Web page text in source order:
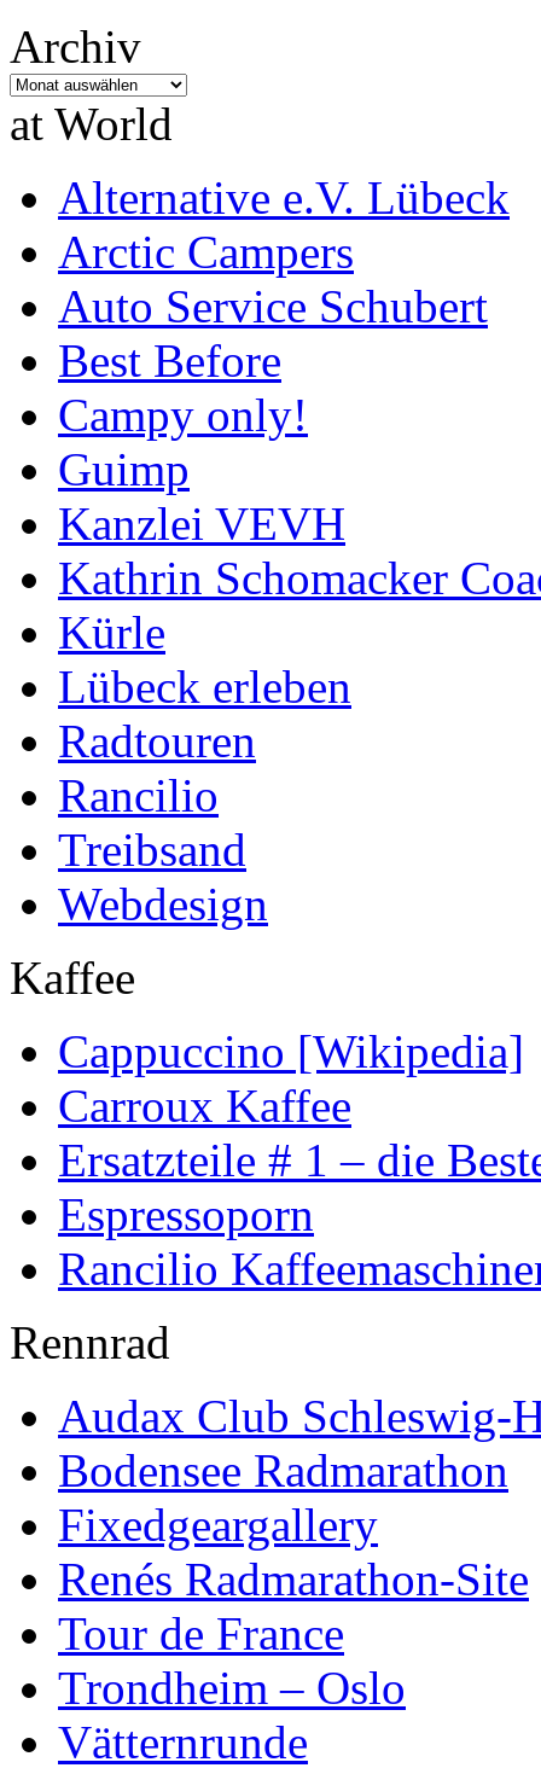
Archiv
Archiv
at World
Alternative e.V. Lübeck
Arctic Campers
Auto Service Schubert
Best Before
Campy only!
Guimp
Kanzlei VEVH
Kathrin Schomacker
Kürle
Lübeck erleben
Radtouren
Rancilio
Treibsand
Webdesign
Kaffee
Cappuccino [Wikipedia]
Carroux Kaffee
Ersatzteile # 1 – die
Espressoporn
Rancilio
Rennrad
Audax Club Schleswig-
Bodensee Radmarathon
Fixedgeargallery
Renés Radmarathon-Site
Tour de France
Trondheim – Oslo
Vätternrunde